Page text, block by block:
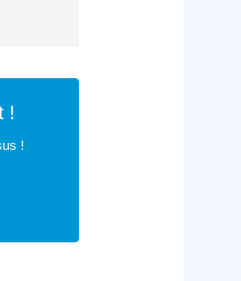
!
!